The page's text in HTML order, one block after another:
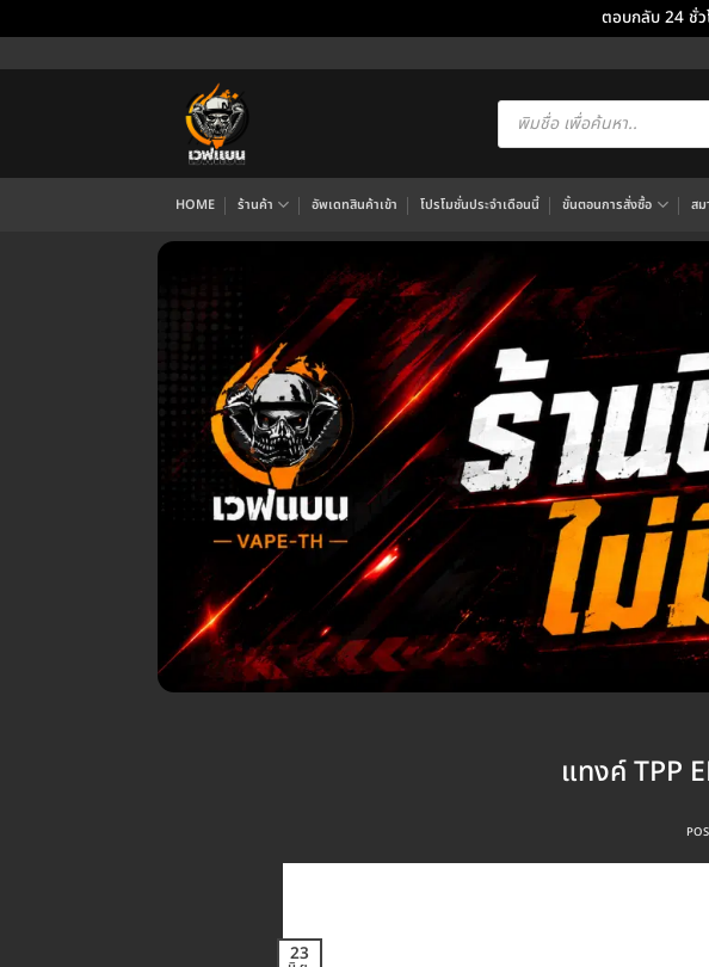
ตอบกลับ 24 ชั่ว
ไป
Products
search
HOME ร้านค้า อัพเดทสินค้าเข้า โปรโมชั่นประจำเดือนนี้ ขั้นตอนการสั่งซื้อ สม
แทงค์ TPP
23